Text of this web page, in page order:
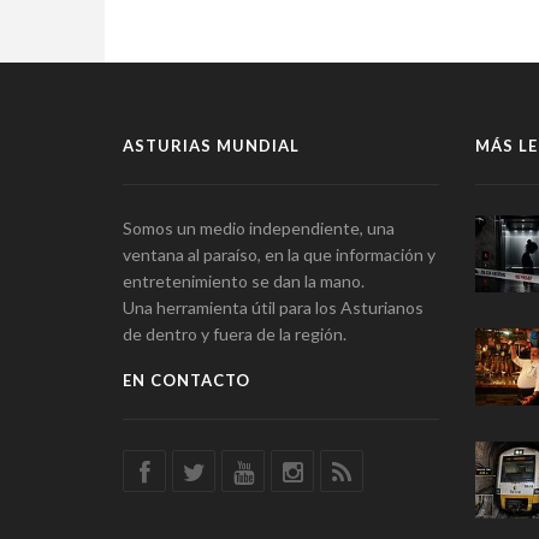
ASTURIAS MUNDIAL
Somos un medio independiente, una
ventana al paraíso, en la que información y
entretenimiento se dan la mano.
Una herramienta útil para los Asturianos
de dentro y fuera de la región.
EN CONTACTO
MÁS